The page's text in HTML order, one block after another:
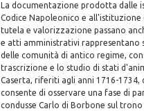
La documentazione prodotta
Codice Napoleonico e
tutela e valorizzazione passano
e atti amministrativi rappresentano
delle comunità di antico regime,
trascrizione e lo studio di stati
Caserta, riferiti agli anni 1716-1734,
consente di osservare una fase di
condusse Carlo di Borbone sul